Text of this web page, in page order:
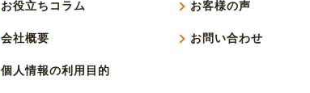
お役立ちコラム お客様の声
会社概要 お問い合わせ
個人情報の利用目的